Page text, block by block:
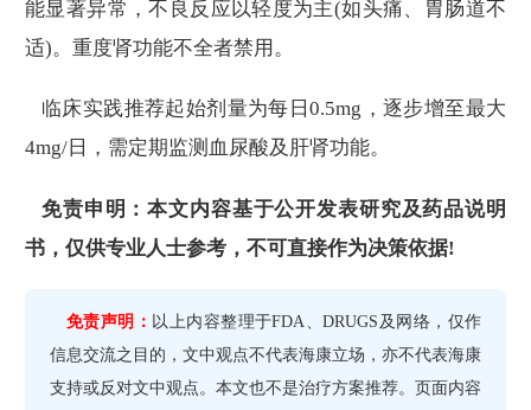
能显著异常，不良反应以轻度为主(如头痛、胃肠道不
适)。重度肾功能不全者禁用。
临床实践推荐起始剂量为每日0.5mg，逐步增至最大
4mg/日，需定期监测血尿酸及肝肾功能。
免责申明：本文内容基于公开发表研究及药品说明
书，仅供专业人士参考，不可直接作为决策依据!
免责声明： 以上内容整理于FDA、DRUGS及网络，仅作
信息交流之目的，文中观点不代表海康立场，亦不代表海康
支持或反对文中观点。本文也不是治疗方案推荐。页面内容